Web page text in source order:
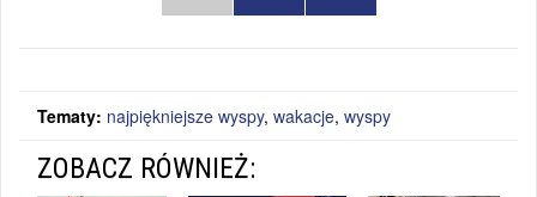
Tematy: najpiękniejsze wyspy, wakacje, wyspy
ZOBACZ RÓWNIEŻ: